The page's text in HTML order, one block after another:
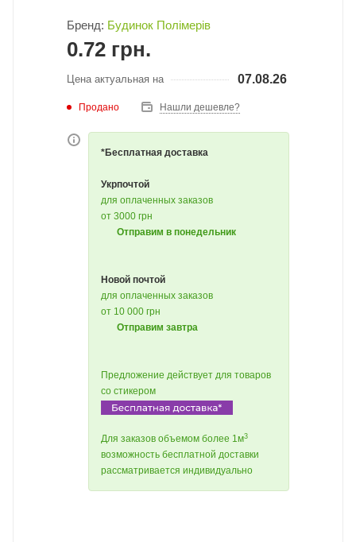
Бренд: Будинок Полімерів
0.72 грн.
Цена актуальная на 07.08.26
Продано Нашли дешевле?
*Бесплатная доставка
Укрпочтой
для оплаченных заказов
от 3000 грн
Отправим в понедельник
Новой почтой
для оплаченных заказов
от 10 000 грн
Отправим завтра
Предложение действует для товаров
со стикером
Для заказов объемом более 1м3
возможность бесплатной доставки
рассматривается индивидуально